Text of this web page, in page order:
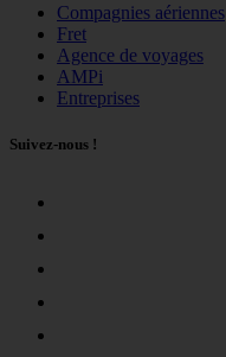
Compagnies aériennes
Fret
Agence de voyages
AMPi
Entreprises
Suivez-nous !